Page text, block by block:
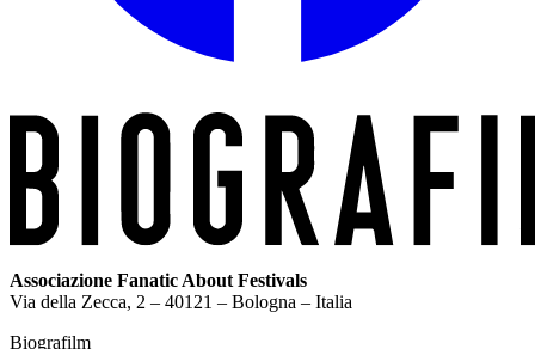
Associazione Fanatic About Festivals
Via della Zecca, 2 – 40121 – Bologna – Italia
Biografilm